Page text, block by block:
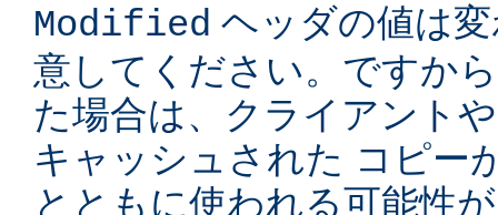
Modified ヘッダの値は
意してください。ですか
た場合は、クライアント
キャッシュされた コピー
とともに使われる可能性